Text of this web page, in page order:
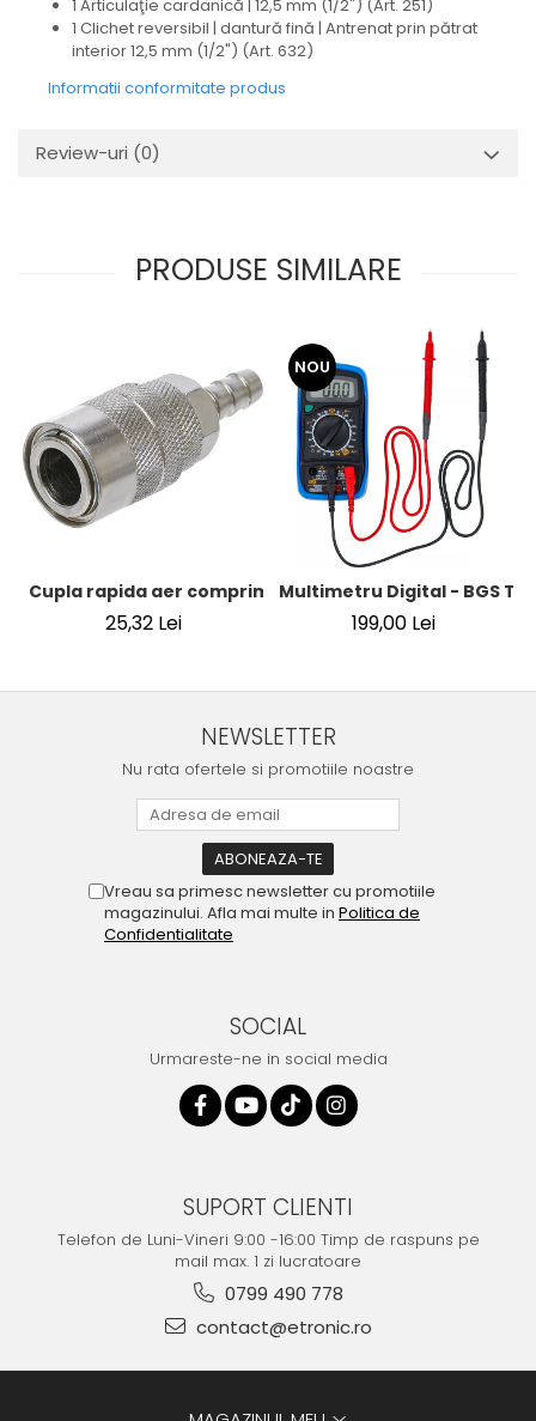
1 Articulaţie cardanică | 12,5 mm (1/2") (Art. 251)
1 Clichet reversibil | dantură fină | Antrenat prin pătrat
interior 12,5 mm (1/2") (Art. 632)
Informatii conformitate produs
Review-uri (0)
PRODUSE SIMILARE
Cupla rapida aer comprimat cu racord furtun 8 mm (5/
25,32 Lei
NOU
Multimetru Digital - BGS
199,00 Lei
NEWSLETTER
Nu rata ofertele si promotiile noastre
Vreau sa primesc newsletter cu promotiile
magazinului. Afla mai multe in Politica de
Confidentialitate
SOCIAL
Urmareste-ne in social media
SUPORT CLIENTI
Telefon de Luni-Vineri 9:00 -16:00 Timp de raspuns pe
mail max. 1 zi lucratoare
0799 490 778
contact@etronic.ro